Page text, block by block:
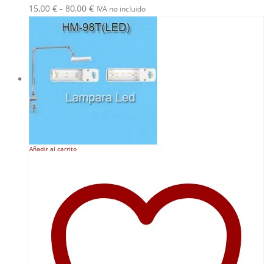
15,00 € - 80,00 €Rango
de
precios:
15,00 €
hasta
80,00 €
IVA no incluido
Añadir al carrito